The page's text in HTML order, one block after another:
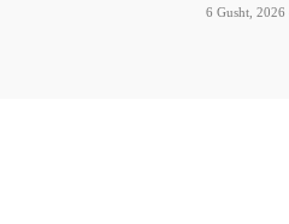
6 Gusht,